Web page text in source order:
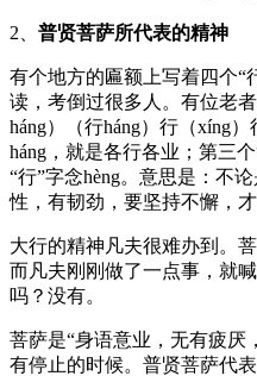
2、 普贤菩萨所代表的精神
有个地方的匾额上写着四个“
读，考倒过很多人。有位老
háng）（行háng）行（xíng
háng，就是各行各业；第三
“行”字念hèng。意思是：不
性，有韧劲，要坚持不懈，才
大行的精神凡夫很难办到。
而凡夫刚刚做了一点事，就
吗？没有。
菩萨是“身语意业，无有疲厌
有停止的时候。普贤菩萨代